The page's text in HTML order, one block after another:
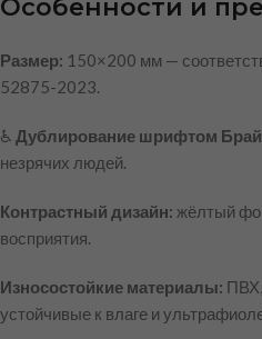
Особенности и
Размер: 150×200 мм —
52875-2023.
♿ Дублирование шрифтом
незрячих людей.
Контрастный дизайн: жёлтый
восприятия.
Износостойкие материалы:
устойчивые к влаге и